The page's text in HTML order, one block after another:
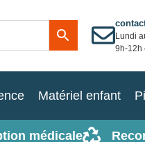
Lundi
9h-12h
Matériel enfant
médicale